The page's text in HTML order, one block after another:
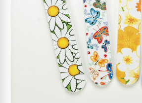
Weihnachtsmarkt anzeigen
Gel anzeigen
Farbgele anzeigen